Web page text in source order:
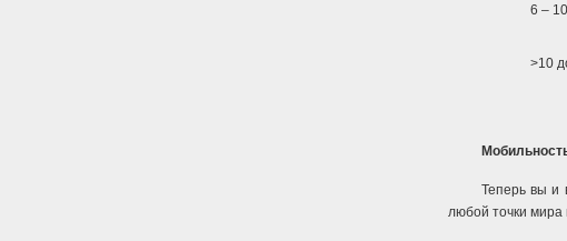
6 –
>10
Теперь вы и
любой точки